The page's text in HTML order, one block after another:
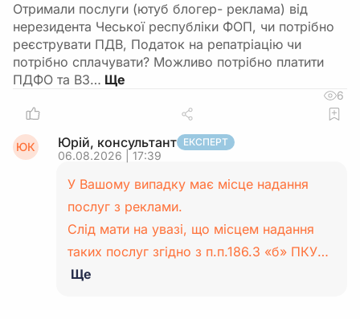
Отримали послуги (ютуб блогер- реклама) від
нерезидента Чеської республіки ФОП, чи потрібно
реєструвати ПДВ, Податок на репатріацію чи
потрібно сплачувати? Можливо потрібно платити
ПДФО та ВЗ…
6
ЮК Юрій, консультант ЕКСПЕРТ
06.08.2026 | 17:39
У Вашому випадку має місце надання
послуг з реклами.
Слід мати на увазі, що місцем надання
таких послуг згідно з п.п.186.3 «б» ПКУ…
Ще